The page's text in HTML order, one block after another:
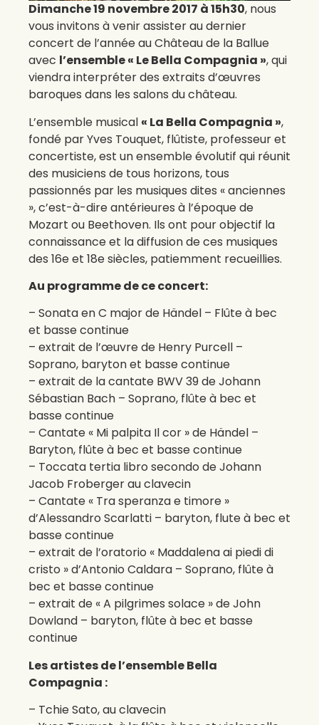
Dimanche 19 novembre 2017 à 15h30, nous
vous invitons à venir assister au dernier
concert de l’année au Château de la Ballue
avec l’ensemble « Le Bella Compagnia », qui
viendra interpréter des extraits d’œuvres
baroques dans les salons du château.
L’ensemble musical « La Bella Compagnia »,
fondé par Yves Touquet, flûtiste, professeur et
concertiste, est un ensemble évolutif qui réunit
des musiciens de tous horizons, tous
passionnés par les musiques dites « anciennes
», c’est-à-dire antérieures à l’époque de
Mozart ou Beethoven. Ils ont pour objectif la
connaissance et la diffusion de ces musiques
des 16e et 18e siècles, patiemment recueillies.
Au programme de ce concert:
– Sonata en C major de Händel – Flûte à bec
et basse continue
– extrait de l’œuvre de Henry Purcell –
Soprano, baryton et basse continue
– extrait de la cantate BWV 39 de Johann
Sébastian Bach – Soprano, flûte à bec et
basse continue
– Cantate « Mi palpita Il cor » de Händel –
Baryton, flûte à bec et basse continue
– Toccata tertia libro secondo de Johann
Jacob Froberger au clavecin
– Cantate « Tra speranza e timore »
d’Alessandro Scarlatti – baryton, flute à bec et
basse continue
– extrait de l’oratorio « Maddalena ai piedi di
cristo » d’Antonio Caldara – Soprano, flûte à
bec et basse continue
– extrait de « A pilgrimes solace » de John
Dowland – baryton, flûte à bec et basse
continue
Les artistes de l’ensemble Bella
Compagnia :
– Tchie Sato, au clavecin